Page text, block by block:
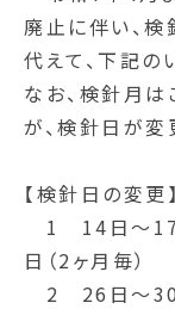
廃止に伴い、
代えて、下記の
なお、検針月
が、検針日が変
【検針日の変更】
1 14日～17
日（2ヶ月毎）
2 26日～30